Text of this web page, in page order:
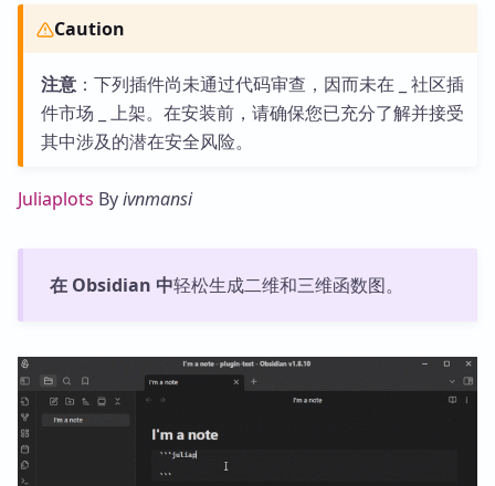
Caution
注意：下列插件尚未通过代码审查，因而未在 _ 社区插
件市场 _ 上架。在安装前，请确保您已充分了解并接受
其中涉及的潜在安全风险。
Juliaplots Byivnmansi
在 Obsidian 中轻松生成二维和三维函数图。